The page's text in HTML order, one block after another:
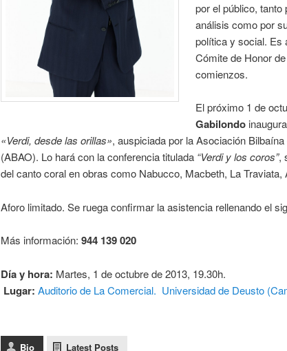
por el público,
análisis como por
política y social. Es
Cómite de Honor de
comienzos.
El próximo 1 de
Gabilondo
«Verdi, desde las orillas», auspiciada por la Asociación
(ABAO). Lo hará con la conferencia titulada “Verdi y los coros”,
del canto coral en obras como Nabucco, Macbeth, La
Aforo limitado. Se ruega confirmar la asistencia rellenando el
Más información: 944 139 020
Día y hora: Martes, 1 de octubre de 2013, 19.30h.
Lugar: Auditorio de La Comercial. Universidad de Deusto
Bio Latest Posts